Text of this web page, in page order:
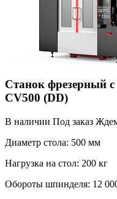
Станок фрезерный
CV500 (DD)
В наличии Под заказ
Диаметр стола: 500 мм
Нагрузка на стол: 200 кг
Обороты шпинделя: 12